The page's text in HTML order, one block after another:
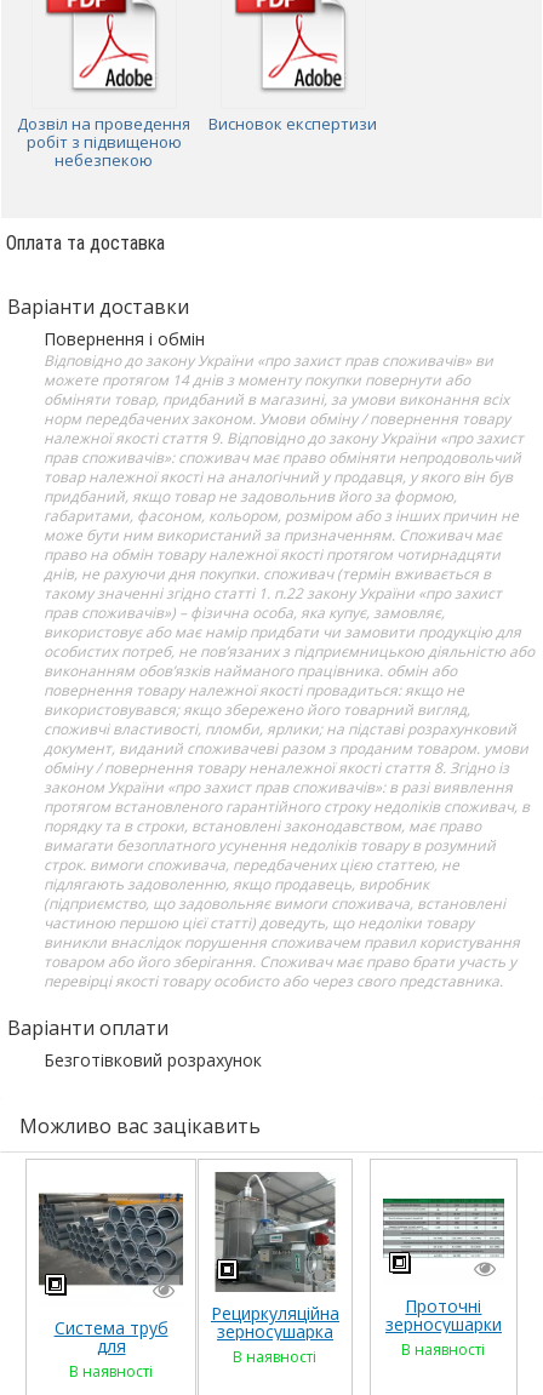
Дозвіл на проведення
робіт з підвищеною
небезпекою
Висновок експертизи
Оплата та доставка
Варіанти доставки
Повернення і обмін
Відповідно до закону України «про захист прав споживачів» ви
можете протягом 14 днів з моменту покупки повернути або
обміняти товар, придбаний в магазині, за умови виконання всіх
норм передбачених законом. Умови обміну / повернення товару
належної якості стаття 9. Відповідно до закону України «про захист
прав споживачів»: споживач має право обміняти непродовольчий
товар належної якості на аналогічний у продавця, у якого він був
придбаний, якщо товар не задовольнив його за формою,
габаритами, фасоном, кольором, розміром або з інших причин не
може бути ним використаний за призначенням. Споживач має
право на обмін товару належної якості протягом чотирнадцяти
днів, не рахуючи дня покупки. споживач (термін вживається в
такому значенні згідно статті 1. п.22 закону України «про захист
прав споживачів») – фізична особа, яка купує, замовляє,
використовує або має намір придбати чи замовити продукцію для
особистих потреб, не пов’язаних з підприємницькою діяльністю або
виконанням обов’язків найманого працівника. обмін або
повернення товару належної якості провадиться: якщо не
використовувався; якщо збережено його товарний вигляд,
споживчі властивості, пломби, ярлики; на підставі розрахунковий
документ, виданий споживачеві разом з проданим товаром. умови
обміну / повернення товару неналежної якості стаття 8. Згідно із
законом України «про захист прав споживачів»: в разі виявлення
протягом встановленого гарантійного строку недоліків споживач, в
порядку та в строки, встановлені законодавством, має право
вимагати безоплатного усунення недоліків товару в розумний
строк. вимоги споживача, передбачених цією статтею, не
підлягають задоволенню, якщо продавець, виробник
(підприємство, що задовольняє вимоги споживача, встановлені
частиною першою цієї статті) доведуть, що недоліки товару
виникли внаслідок порушення споживачем правил користування
товаром або його зберігання. Споживач має право брати участь у
перевірці якості товару особисто або через свого представника.
Варіанти оплати
Безготівковий розрахунок
Можливо вас зацікавить
Система труб
для
транспортування
зернових в
В наявності
Рециркуляційна
зерносушарка
RIELA, тип GTR
В наявності
Проточні
зерносушарки
RIELA, тип
GDT
В наявності